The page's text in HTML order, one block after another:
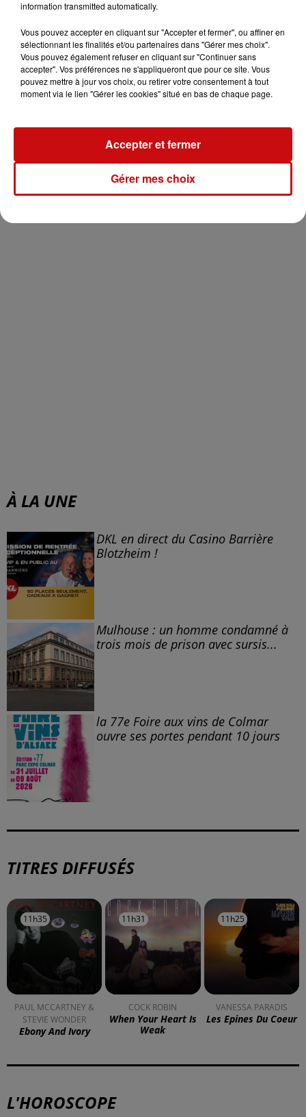
À LA UNE
DKL en direct du Casino Barrière
Blotzheim !
Mulhouse : un homme condamné à
trois mois de prison avec sursis...
la 77e Foire aux vins de Colmar
ouvre ses portes pendant 10 jours
TITRES DIFFUSÉS
11h35
11h35
PAUL MCCARTNEY &
STEVIE WONDER
Ebony And Ivory
11h31
11h31
COCK ROBIN
When Your Heart Is
Weak
11h25
11h25
VANESSA PARADIS
Les Epines Du Coeur
L'HOROSCOPE
information transmitted automatically.
Vous pouvez accepter en cliquant sur "Accepter et fermer", ou affiner en
sélectionnant les finalités et/ou partenaires dans "Gérer mes choix".
Vous pouvez également refuser en cliquant sur "Continuer sans
accepter". Vos préférences ne s'appliqueront que pour ce site. Vous
pouvez mettre à jour vos choix, ou retirer votre consentement à tout
moment via le lien "Gérer les cookies" situé en bas de chaque page.
Gérer mes choix
Accepter et fermer